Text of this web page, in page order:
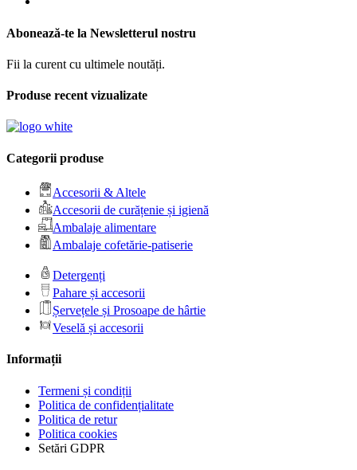
Abonează-te la Newsletterul nostru
Fii la curent cu ultimele noutăți.
Produse recent vizualizate
Categorii produse
Accesorii & Altele
Accesorii de curățenie și igienă
Ambalaje alimentare
Ambalaje cofetărie-patiserie
Detergenți
Pahare și accesorii
Șervețele și Prosoape de hârtie
Veselă și accesorii
Informații
Termeni și condiții
Politica de confidențialitate
Politica de retur
Politica cookies
Setări GDPR